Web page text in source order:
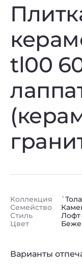
tl00
Коллекция
Семейство
Стиль
Цвет
Лофт
Варианты